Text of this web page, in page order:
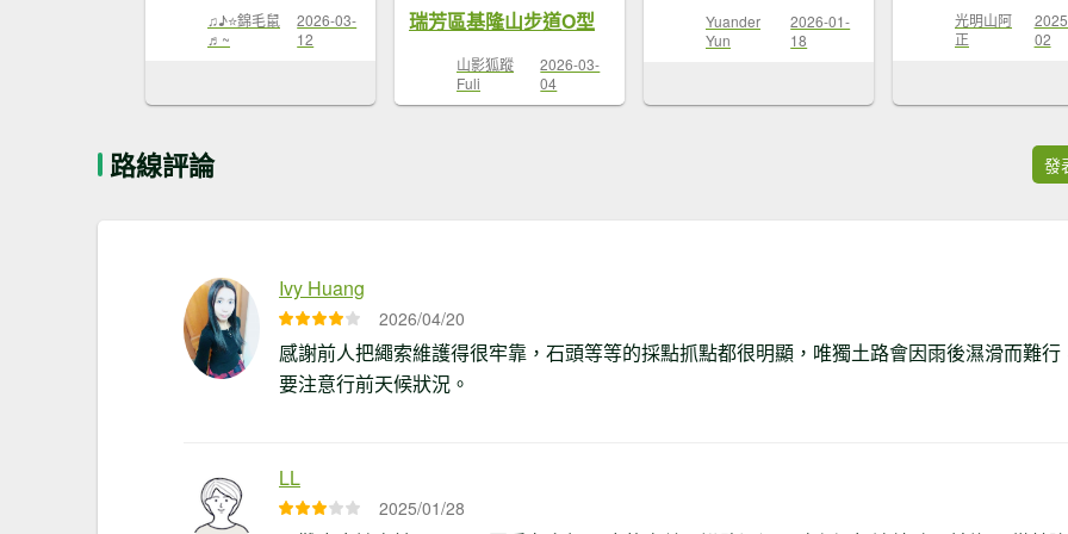
♫♪⭐錦毛鼠
♬~
2026-03-
12
瑞芳區基隆山步道O型
山影狐蹤
Fuli
2026-03-
04
Yuander
Yun
2026-01-
18
光明山阿
正
02
路線評論 發
Ivy Huang
2026/04/20
感謝前人把繩索維護得很牢靠，石頭等等的採點抓點都很明顯，唯獨土路會因雨後濕滑而難行
要注意行前天候狀況。
LL
2025/01/28